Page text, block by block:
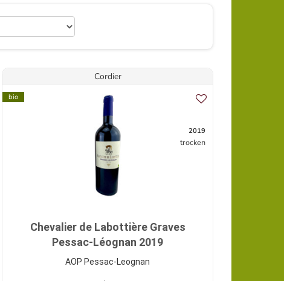
Cordier
bio
2019
trocken
Chevalier de Labottière Graves
Pessac-Léognan 2019
AOP Pessac-Leognan